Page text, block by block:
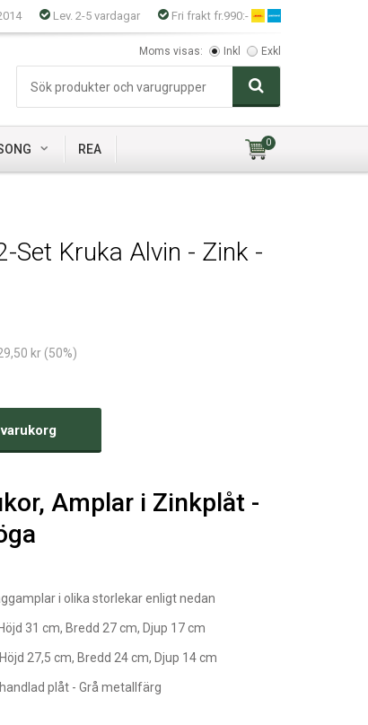
Lev. 2-5 vardagar Fri frakt fr.990:-
Moms visas: Inkl Exkl
REA 0
Set Kruka Alvin - Zink -
kr (50%)
Amplar i Zinkplåt -
i olika storlekar enligt nedan
31 cm, Bredd 27 cm, Djup 17 cm
27,5 cm, Bredd 24 cm, Djup 14 cm
plåt - Grå metallfärg